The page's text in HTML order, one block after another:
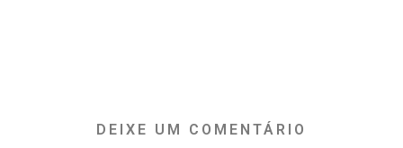
DEIXE UM COMENTÁRIO